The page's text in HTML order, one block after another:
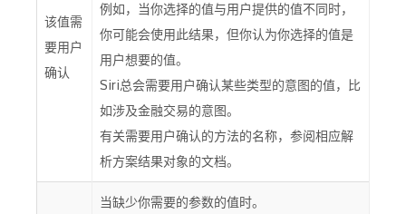
该值需
要用户
确认
例如，当你选择的值与用户提供的值不同时，
你可能会使用此结果，但你认为你选择的值是
用户想要的值。
Siri总会需要用户确认某些类型的意图的值，比
如涉及金融交易的意图。
有关需要用户确认的方法的名称，参阅相应解
析方案结果对象的文档。
当缺少你需要的参数的值时。